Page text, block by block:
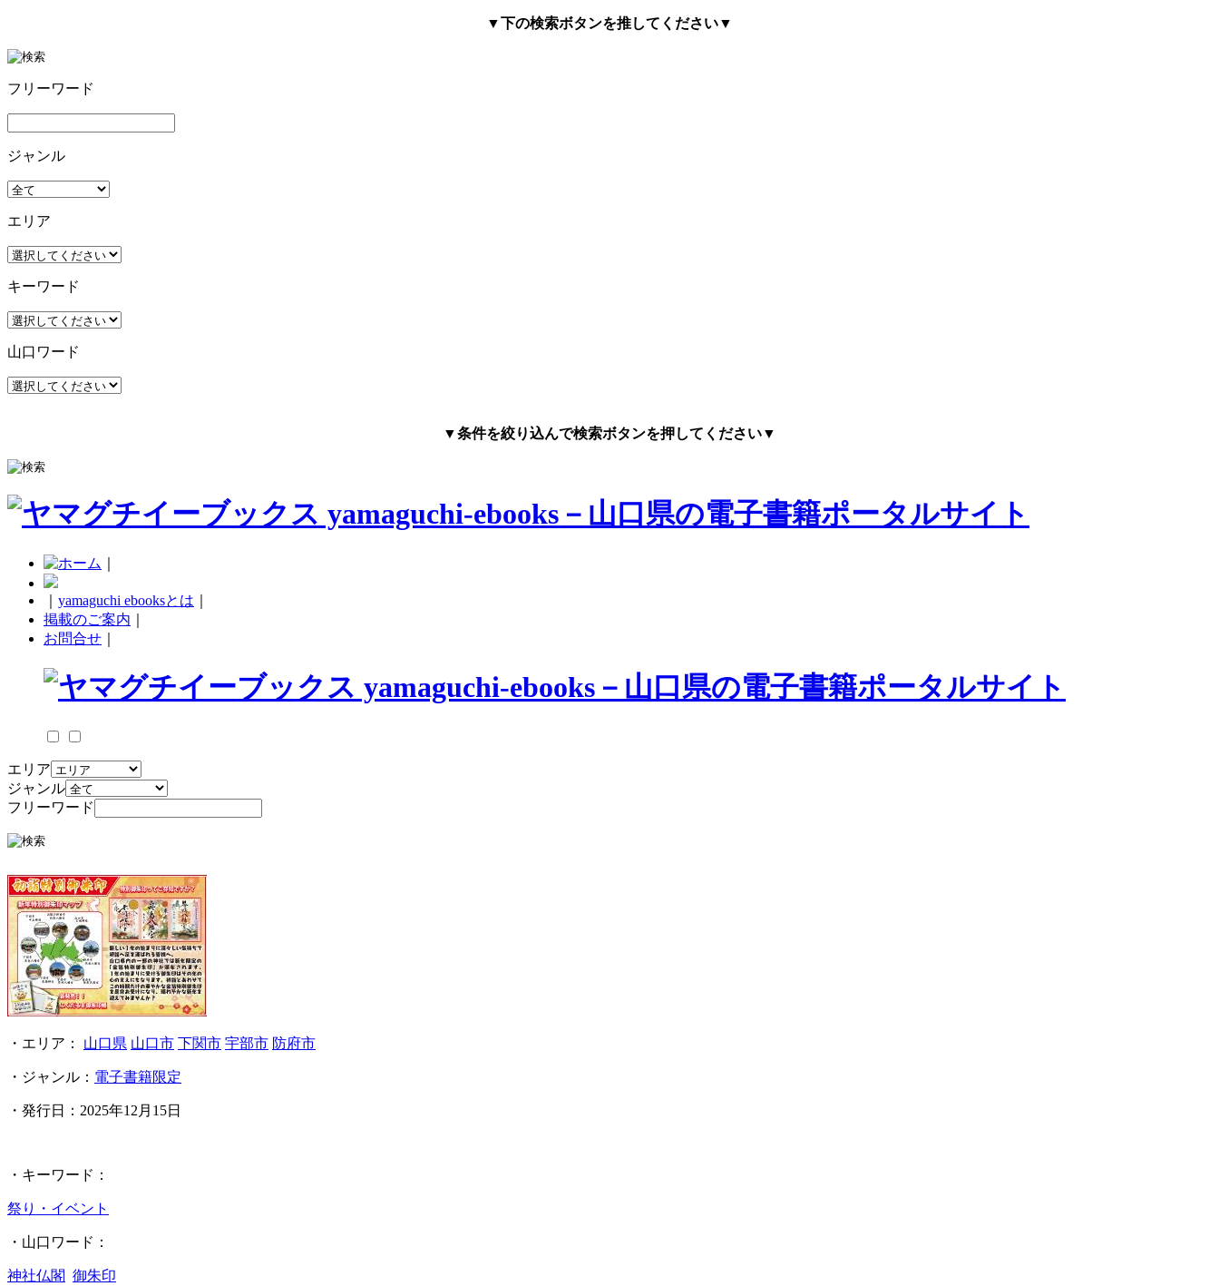
▼下の検索ボタンを推してください▼
フリーワード
ジャンル
エリア
キーワード
山口ワード
▼条件を絞り込んで検索ボタンを押してください▼
yamaguchi ebooksとは
掲載のご案内
お問合せ
エリア
ジャンル
フリーワード
・エリア： 山口県 山口市 下関市 宇部市 防府市
・ジャンル： 電子書籍限定
・発行日： 2025年12月15日
・キーワード：
祭り・イベント
・山口ワード：
神社仏閣 御朱印